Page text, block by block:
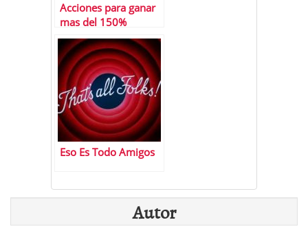
Acciones para ganar
mas del 150%
Eso Es Todo Amigos
Autor